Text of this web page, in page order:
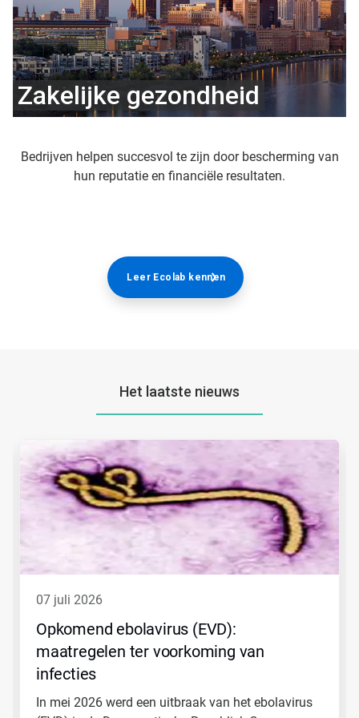
Zakelijke gezondheid
Bedrijven helpen succesvol te zijn door bescherming van
hun reputatie en financiële resultaten.
Leer Ecolab kennen
Het laatste nieuws
carrousel.
Gebruik
Volgende
en
Vorige
doorheen
navigeren
spring
07 juli 2026
Opkomend ebolavirus​​​​​​​ (EVD):
maatregelen ter voorkoming van
infecties
In mei 2026 werd een uitbraak van het ebolavirus